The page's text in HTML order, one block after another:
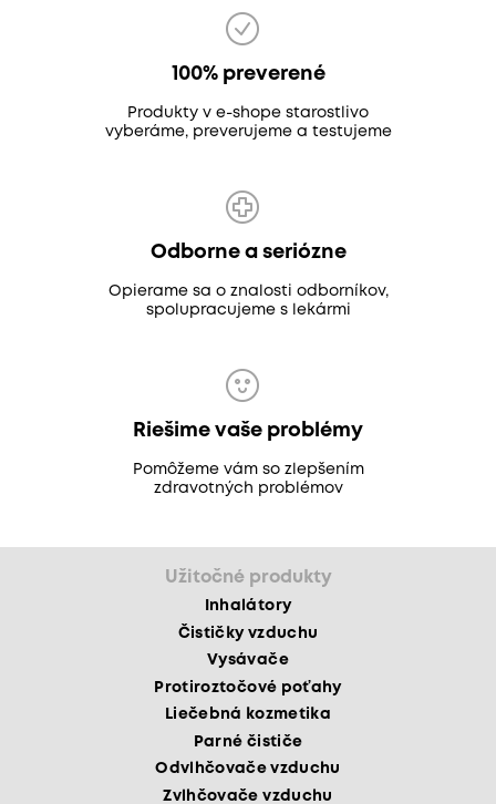
100% preverené
Produkty v e-shope starostlivo
vyberáme, preverujeme a testujeme
Odborne a seriózne
Opierame sa o znalosti odborníkov,
spolupracujeme s lekármi
Riešime vaše problémy
Pomôžeme vám so zlepšením
zdravotných problémov
Užitočné produkty
Inhalátory
Čističky vzduchu
Vysávače
Protiroztočové poťahy
Liečebná kozmetika
Parné čističe
Odvlhčovače vzduchu
Zvlhčovače vzduchu